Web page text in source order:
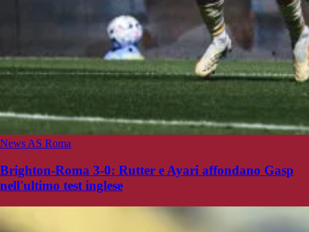
News AS Roma
Brighton-Roma 3-0: Rutter e Ayari affondano Gasp
nell'ultimo test inglese